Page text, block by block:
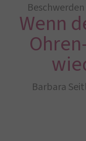
Wenn
Barbara